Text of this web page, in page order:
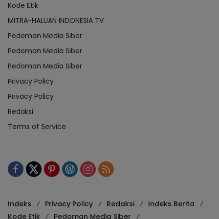
Kode Etik
MITRA-HALUAN INDONESIA TV
Pedoman Media Siber
Pedoman Media Siber
Pedoman Media Siber
Privacy Policy
Privacy Policy
Redaksi
Terms of Service
Indeks Privacy Policy Redaksi
Indeks Berita
Kode Etik
Pedoman Media Siber